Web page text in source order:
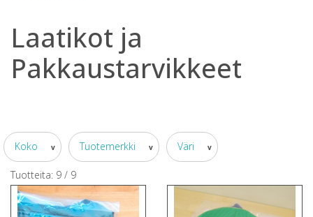
Laatikot ja
Pakkaustarvikkeet
Koko v Tuotemerkki v Väri v
Tuotteita: 9 / 9